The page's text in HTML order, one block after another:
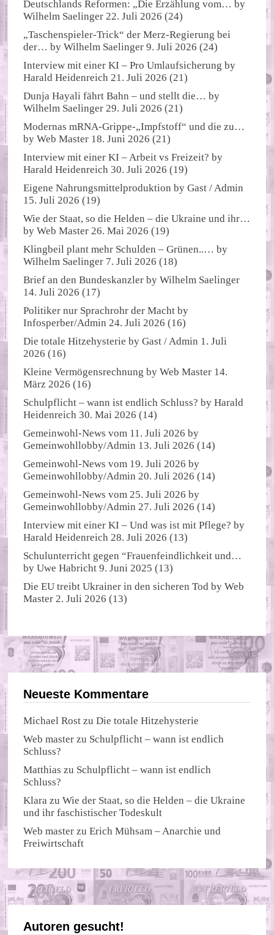
Deutschlands Reformen: „Die Erzählung vom… by
Wilhelm Saelinger 22. Juli 2026 (24)
„Taschenspieler-Trick“ der Merz-Regierung bei
der… byWilhelm Saelinger 9. Juli 2026 (24)
Interview mit einer KI – Pro Umlaufsicherung by
Harald Heidenreich 21. Juli 2026 (21)
Dunja Hayali fährt Bahn – und stellt die… by
Wilhelm Saelinger 29. Juli 2026 (21)
Modernas mRNA-Grippe-„Impfstoff“ und die zu…
byWeb Master 18. Juni 2026 (21)
Interview mit einer KI – Arbeit vs Freizeit? by
Harald Heidenreich 30. Juli 2026 (19)
Eigene Nahrungsmittelproduktion byGast / Admin
15. Juli 2026 (19)
Wie der Staat, so die Helden – die Ukraine und ihr…
byWeb Master 26. Mai 2026 (19)
Klingbeil plant mehr Schulden – Grünen..… by
Wilhelm Saelinger 7. Juli 2026 (18)
Brief an den Bundeskanzler byWilhelm Saelinger
14. Juli 2026 (17)
Politiker nur Sprachrohr der Macht by
Infosperber/Admin 24. Juli 2026 (16)
Die totale Hitzehysterie byGast / Admin 1. Juli
2026 (16)
Kleine Vermögensrechnung byWeb Master 14.
März 2026 (16)
Schulpflicht – wann ist endlich Schluss? byHarald
Heidenreich 30. Mai 2026 (14)
Gemeinwohl-News vom 11. Juli 2026 by
Gemeinwohllobby/Admin 13. Juli 2026 (14)
Gemeinwohl-News vom 19. Juli 2026 by
Gemeinwohllobby/Admin 20. Juli 2026 (14)
Gemeinwohl-News vom 25. Juli 2026 by
Gemeinwohllobby/Admin 27. Juli 2026 (14)
Interview mit einer KI – Und was ist mit Pflege? by
Harald Heidenreich 28. Juli 2026 (13)
Schulunterricht gegen “Frauenfeindlichkeit und…
byUwe Habricht 9. Juni 2025 (13)
Die EU treibt Ukrainer in den sicheren Tod byWeb
Master 2. Juli 2026 (13)
Neueste Kommentare
Michael Rost zuDie totale Hitzehysterie
Web master zu Schulpflicht – wann ist endlich
Schluss?
Matthias zu Schulpflicht – wann ist endlich
Schluss?
Klara zuWie der Staat, so die Helden – die Ukraine
und ihr faschistischer Todeskult
Web master zuErich Mühsam – Anarchie und
Freiwirtschaft
Autoren gesucht!